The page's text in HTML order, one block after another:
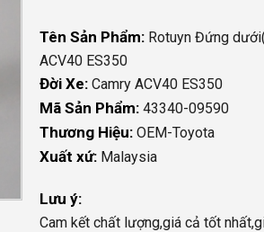
Tên Sản Phẩm: Rotuyn Đứng
ACV40 ES350
Đời Xe:Camry ACV40 ES350
Mã Sản Phẩm:43340-09590
Thương Hiệu:OEM-Toyota
Xuất xứ: Malaysia
Lưu ý:
Cam kết chất lượng,giá cả tốt